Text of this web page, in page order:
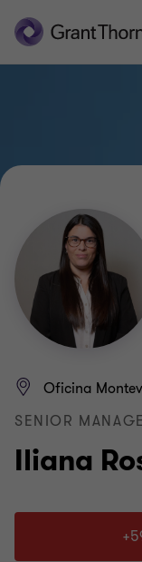
Iliana
Oficina
SENIOR